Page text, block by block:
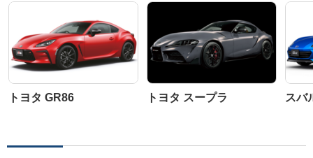
トヨタ GR86 トヨタ スープラ スバ